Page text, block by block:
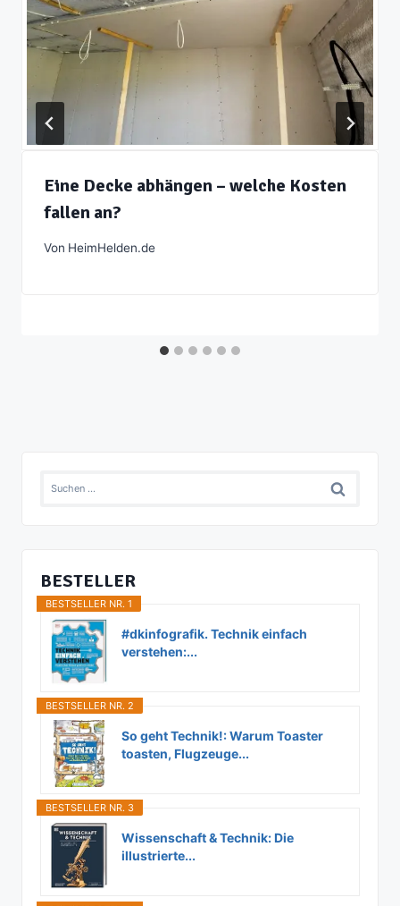
Eine Decke abhängen – welche Kosten
fallen an?
Von HeimHelden.de
Suchen
BESTELLER
BESTSELLER NR. 1
#dkinfografik. Technik einfach
verstehen:...
BESTSELLER NR. 2
So geht Technik!: Warum Toaster
toasten, Flugzeuge...
BESTSELLER NR. 3
Wissenschaft & Technik: Die
illustrierte...